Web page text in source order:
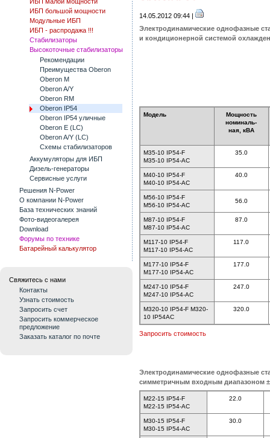
ИБП большой мощности
Модульные ИБП
ИБП - распродажа !!!
Стабилизаторы
Высокоточные стабилизаторы
Рекомендации
Преимущества Oberon
Oberon M
Oberon A/Y
Oberon RM
Oberon IP54
Oberon IP54 уличные
Oberon E (LC)
Oberon A/Y (LC)
Схемы стабилизаторов
Аккумуляторы для ИБП
Дизель-генераторы
Сервисные услуги
Решения N-Power
О компании N-Power
База технических знаний
Фото-видеогалерея
Download
Форумы по технике
Батарейный калькулятор
Свяжитесь с нами
Контакты
Узнать стоимость
Запросить счет
Запросить коммерческое
предложение
Заказать каталог по почте
14.05.2012 09:44 |
Электродинамические однофазные
и кондиционерной системой
Модель
Мощность
номиналь-
ная, кВА
M35-10 IP54-F
M35-10 IP54-AC
35.0
M40-10 IP54-F
M40-10 IP54-AC
40.0
M56-10 IP54-F
M56-10 IP54-AC
56.0
M87-10 IP54-F
M87-10 IP54-AC
87.0
M117-10 IP54-F
M117-10 IP54-AC
117.0
M177-10 IP54-F
M177-10 IP54-AC
177.0
M247-10 IP54-F
M247-10 IP54-AC
247.0
M320-10 IP54-F M320-
10 IP54AC
320.0
Запросить стоимость
Электродинамические однофазные
симметричным входным диапазоном
M22-15 IP54-F
M22-15 IP54-AC
22.0
M30-15 IP54-F
M30-15 IP54-AC
30.0